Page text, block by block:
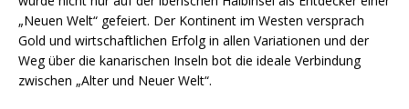
„Neuen Welt“ gefeiert. Der Kontinent im Westen versprach
Gold und wirtschaftlichen Erfolg in allen Variationen und der
Weg über die kanarischen Inseln bot die ideale Verbindung
zwischen „Alter und Neuer Welt“.